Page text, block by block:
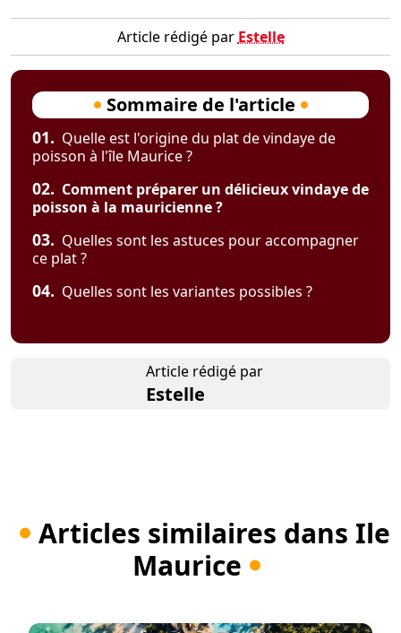
Article rédigé par Estelle
Sommaire de l'article
01. Quelle est l'origine du plat de vindaye de
poisson à l'île Maurice ?
02. Comment préparer un délicieux vindaye de
poisson à la mauricienne ?
03. Quelles sont les astuces pour accompagner
ce plat ?
04. Quelles sont les variantes possibles ?
Article rédigé par
Estelle
Articles similaires dans Ile
Maurice